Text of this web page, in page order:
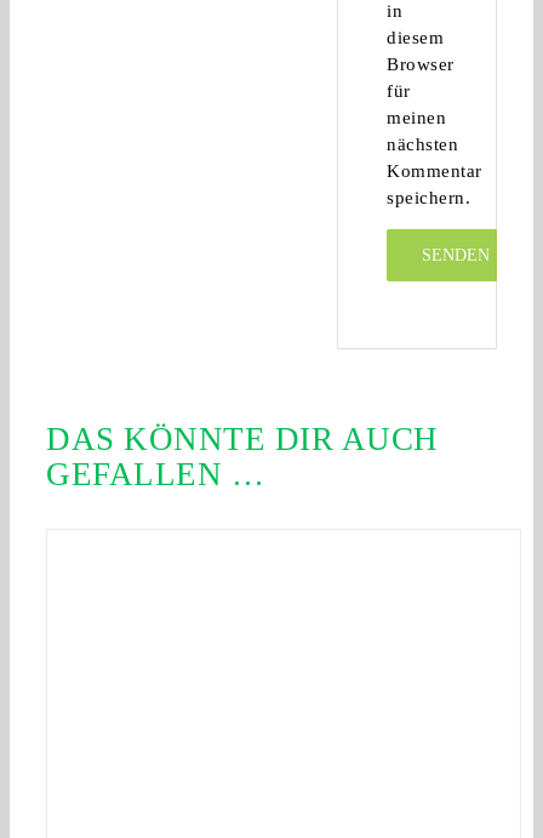
in
diesem
Browser
für
meinen
nächsten
Kommentar
speichern.
DAS KÖNNTE DIR AUCH
GEFALLEN …